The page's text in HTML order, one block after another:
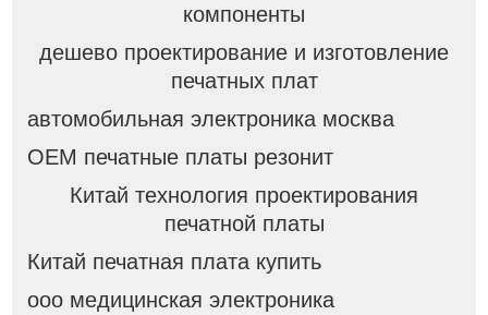
компоненты
дешево проектирование и изготовление
печатных плат
автомобильная электроника москва
OEM печатные платы резонит
Китай технология проектирования
печатной платы
Китай печатная плата купить
ооо медицинская электроника